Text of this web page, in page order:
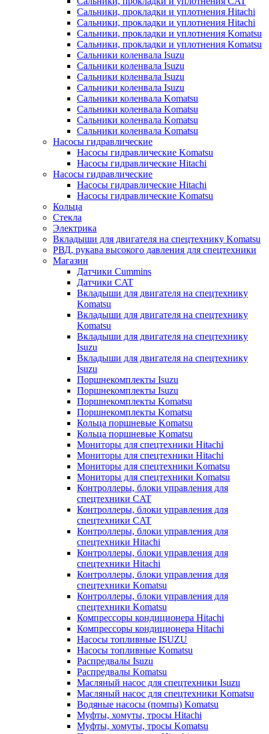
Сальники, прокладки и уплотнения Hitachi
Сальники, прокладки и уплотнения Hitachi
Сальники, прокладки и уплотнения Komatsu
Сальники, прокладки и уплотнения Komatsu
Сальники коленвала Isuzu
Сальники коленвала Isuzu
Сальники коленвала Isuzu
Сальники коленвала Isuzu
Сальники коленвала Komatsu
Сальники коленвала Komatsu
Сальники коленвала Komatsu
Сальники коленвала Komatsu
Насосы гидравлические
Насосы гидравлические Komatsu
Насосы гидравлические Hitachi
Насосы гидравлические
Насосы гидравлические Hitachi
Насосы гидравлические Komatsu
Кольца
Стекла
Электрика
Вкладыши для двигателя на спецтехнику Komatsu
РВД, рукава высокого давления для спецтехники
Магазин
Датчики Cummins
Датчики CAT
Вкладыши для двигателя на спецтехнику
Komatsu
Вкладыши для двигателя на спецтехнику
Komatsu
Вкладыши для двигателя на спецтехнику
Isuzu
Вкладыши для двигателя на спецтехнику
Isuzu
Поршнекомплекты Isuzu
Поршнекомплекты Isuzu
Поршнекомплекты Komatsu
Поршнекомплекты Komatsu
Кольца поршневые Komatsu
Кольца поршневые Komatsu
Мониторы для спецтехники Hitachi
Мониторы для спецтехники Hitachi
Мониторы для спецтехники Komatsu
Мониторы для спецтехники Komatsu
Контроллеры, блоки управления для
спецтехники CAT
Контроллеры, блоки управления для
спецтехники CAT
Контроллеры, блоки управления для
спецтехники Hitachi
Контроллеры, блоки управления для
спецтехники Hitachi
Контроллеры, блоки управления для
спецтехники Komatsu
Контроллеры, блоки управления для
спецтехники Komatsu
Компрессоры кондиционера Hitachi
Компрессоры кондиционера Hitachi
Насосы топливные ISUZU
Насосы топливные Komatsu
Распредвалы Isuzu
Распредвалы Komatsu
Масляный насос для спецтехники Isuzu
Масляный насос для спецтехники Komatsu
Водяные насосы (помпы) Komatsu
Муфты, хомуты, тросы Hitachi
Муфты, хомуты, тросы Komatsu